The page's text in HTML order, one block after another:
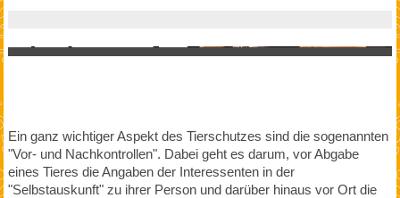
Ein ganz wichtiger Aspekt des Tierschutzes sind die sogenannten
"Vor- und Nachkontrollen". Dabei geht es darum, vor Abgabe
eines Tieres die Angaben der Interessenten in der
"Selbstauskunft" zu ihrer Person und darüber hinaus vor Ort die